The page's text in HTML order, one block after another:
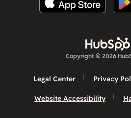
Copyright © 2026
Legal Center Privacy
Website Accessibility